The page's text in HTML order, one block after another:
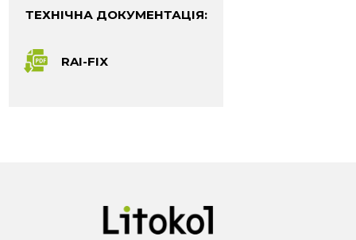
ТЕХНІЧНА ДОКУМЕНТАЦІЯ:
RAI-FIX